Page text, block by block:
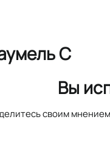
С
Вы
своим